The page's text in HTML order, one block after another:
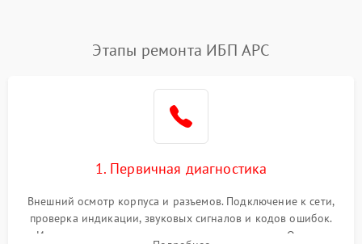
Этапы ремонта ИБП APC
1. Первичная диагностика
Внешний осмотр корпуса и разъемов. Подключение к сети,
проверка индикации, звуковых сигналов и кодов ошибок.
Измерение входного и выходного напряжения. Оценка